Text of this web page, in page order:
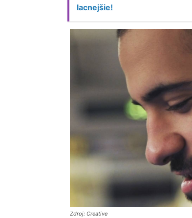
lacnejšie!
Zdroj: Creative